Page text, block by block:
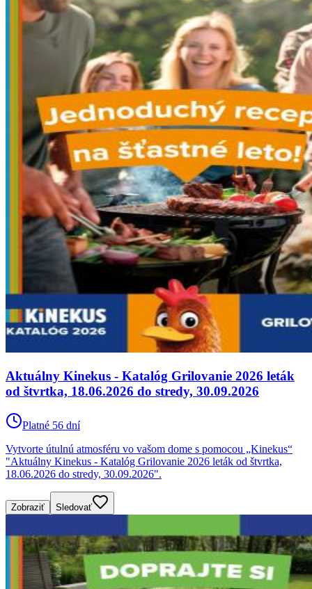
Aktuálny Kinekus - Katalóg Grilovanie 2026 leták
od štvrtka, 18.06.2026 do stredy, 30.09.2026
Platné 56 dní
Vytvorte útulnú atmosféru vo vašom dome s pomocou „Kinekus“
"Aktuálny Kinekus - Katalóg Grilovanie 2026 leták od štvrtka,
18.06.2026 do stredy, 30.09.2026".
Zobraziť Sledovať